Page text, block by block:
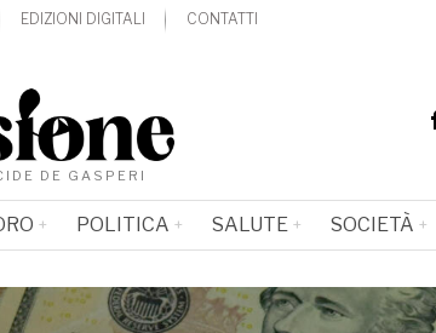
EDIZIONI DIGITALI CONTATTI
DE GASPERI
POLITICA SALUTE SOCIETÀ